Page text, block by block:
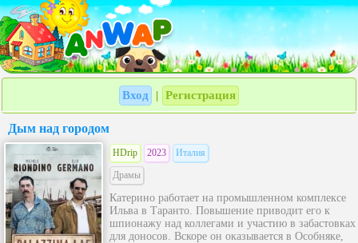
Вход Регистрация
Дым над городом
HDrip 2023
Италия
Драмы
Катерино работает на промышленном комплексе
Ильва в Таранто. Повышение приводит его к
шпионажу над коллегами и участию в забастовках
для доносов. Вскоре он оказывается в Особняке,